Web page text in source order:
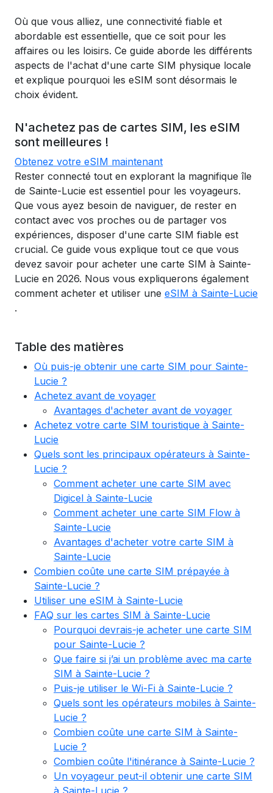
Où que vous alliez, une connectivité fiable et
abordable est essentielle, que ce soit pour les
affaires ou les loisirs. Ce guide aborde les différents
aspects de l'achat d'une carte SIM physique locale
et explique pourquoi les eSIM sont désormais le
choix évident.
N'achetez pas de cartes SIM, les eSIM
sont meilleures !
Obtenez votre eSIM maintenant
Rester connecté tout en explorant la magnifique île
de Sainte-Lucie est essentiel pour les voyageurs.
Que vous ayez besoin de naviguer, de rester en
contact avec vos proches ou de partager vos
expériences, disposer d'une carte SIM fiable est
crucial. Ce guide vous explique tout ce que vous
devez savoir pour acheter une carte SIM à Sainte-
Lucie en 2026. Nous vous expliquerons également
comment acheter et utiliser une eSIM à Sainte-Lucie
.
Table des matières
Où puis-je obtenir une carte SIM pour Sainte-
Lucie ?
Achetez avant de voyager
Avantages d'acheter avant de voyager
Achetez votre carte SIM touristique à Sainte-
Lucie
Quels sont les principaux opérateurs à Sainte-
Lucie ?
Comment acheter une carte SIM avec
Digicel à Sainte-Lucie
Comment acheter une carte SIM Flow à
Sainte-Lucie
Avantages d'acheter votre carte SIM à
Sainte-Lucie
Combien coûte une carte SIM prépayée à
Sainte-Lucie ?
Utiliser une eSIM à Sainte-Lucie
FAQ sur les cartes SIM à Sainte-Lucie
Pourquoi devrais-je acheter une carte SIM
pour Sainte-Lucie ?
Que faire si j’ai un problème avec ma carte
SIM à Sainte-Lucie ?
Puis-je utiliser le Wi-Fi à Sainte-Lucie ?
Quels sont les opérateurs mobiles à Sainte-
Lucie ?
Combien coûte une carte SIM à Sainte-
Lucie ?
Combien coûte l'itinérance à Sainte-Lucie ?
Un voyageur peut-il obtenir une carte SIM
à Sainte-Lucie ?